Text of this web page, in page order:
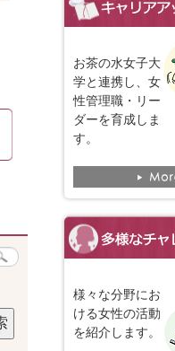
お茶の水女子大
学と連携し、女
性管理職・リー
ダーを育成しま
す。
様々な分野にお
ける女性の活動
を紹介します。